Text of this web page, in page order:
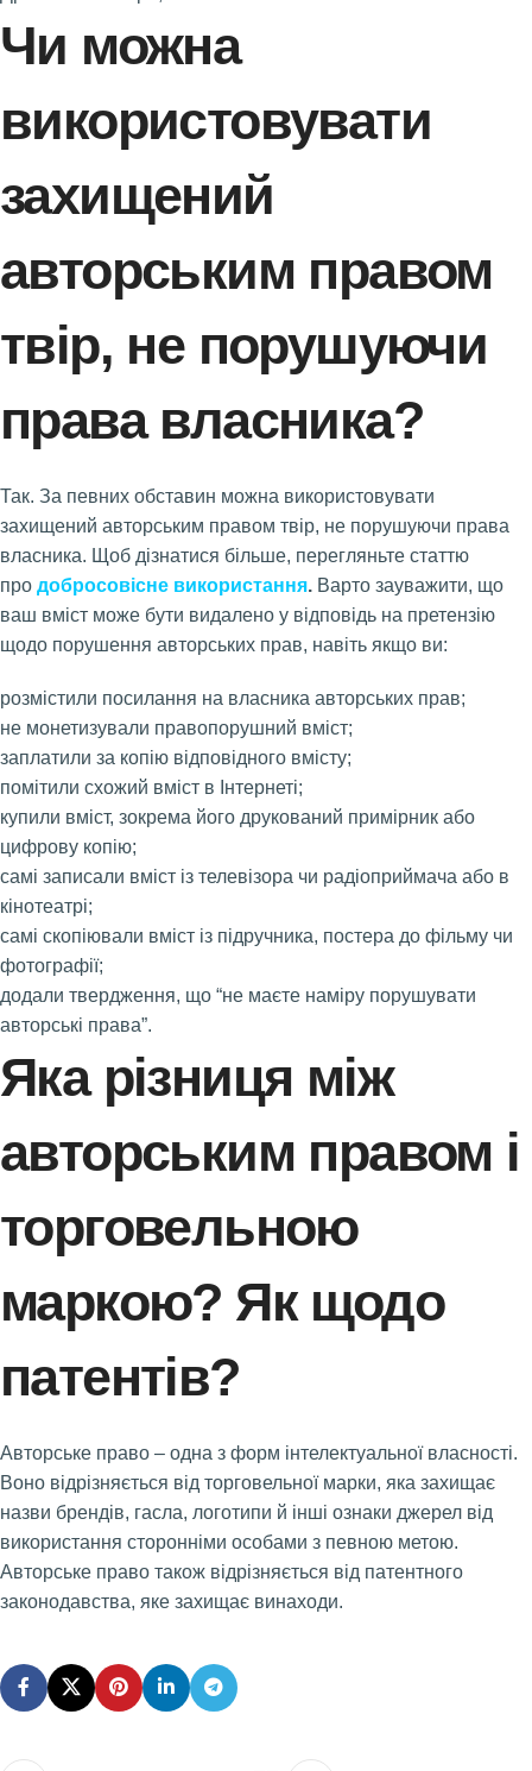
Чи можна
використовувати
захищений
авторським правом
твір, не порушуючи
права власника?
Так. За певних обставин можна використовувати
захищений авторським правом твір, не порушуючи права
власника. Щоб дізнатися більше, перегляньте статтю
про добросовісне використання. Варто зауважити, що
ваш вміст може бути видалено у відповідь на претензію
щодо порушення авторських прав, навіть якщо ви:
розмістили посилання на власника авторських прав;
не монетизували правопорушний вміст;
заплатили за копію відповідного вмісту;
помітили схожий вміст в Інтернеті;
купили вміст, зокрема його друкований примірник або
цифрову копію;
самі записали вміст із телевізора чи радіоприймача або в
кінотеатрі;
самі скопіювали вміст із підручника, постера до фільму чи
фотографії;
додали твердження, що “не маєте наміру порушувати
авторські права”.
Яка різниця між
авторським правом і
торговельною
маркою? Як щодо
патентів?
Авторське право – одна з форм інтелектуальної власності.
Воно відрізняється від торговельної марки, яка захищає
назви брендів, гасла, логотипи й інші ознаки джерел від
використання сторонніми особами з певною метою.
Авторське право також відрізняється від патентного
законодавства, яке захищає винаходи.